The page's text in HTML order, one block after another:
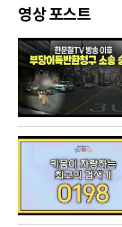
영상 포스트